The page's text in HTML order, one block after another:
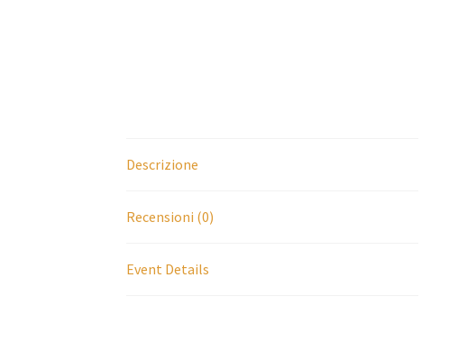
Descrizione
Recensioni (0)
Event Details